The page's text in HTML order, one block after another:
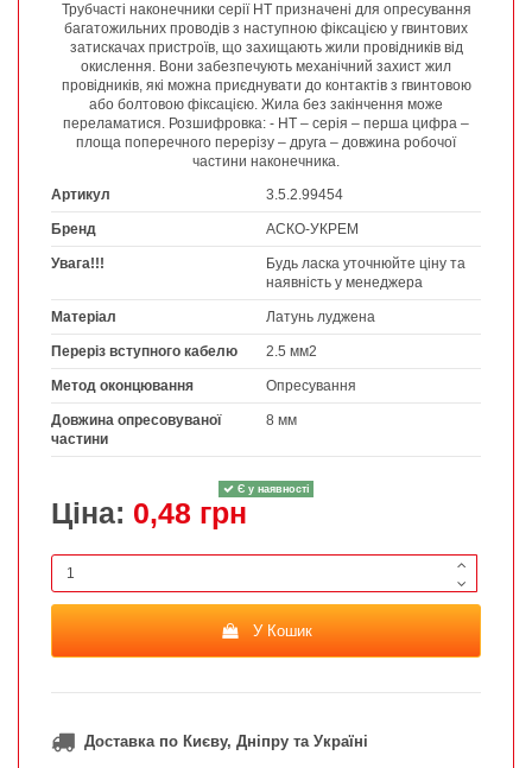
Трубчасті наконечники серії НТ призначені для опресування
багатожильних проводів з наступною фіксацією у гвинтових
затискачах пристроїв, що захищають жили провідників від
окислення. Вони забезпечують механічний захист жил
провідників, які можна приєднувати до контактів з гвинтовою
або болтовою фіксацією. Жила без закінчення може
переламатися. Розшифровка: - НТ – серія – перша цифра –
площа поперечного перерізу – друга – довжина робочої
частини наконечника.
Артикул
3.5.2.99454
Бренд АСКО-УКРЕМ
Увага!!!
Будь ласка уточнюйте ціну та
наявність у менеджера
Матеріал Латунь луджена
Переріз вступного кабелю 2.5 мм2
Метод оконцювання Опресування
Довжина опресовуваної
частини
8 мм
Є у наявності
Ціна: 0,48 грн
У Кошик
Доставка по Києву, Дніпру та Україні